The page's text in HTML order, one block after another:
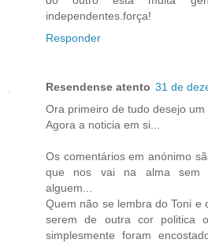
independentes.força!
Responder
Resendense atento 31 de
Ora primeiro de tudo desejo
Agora a noticia em si...
Os comentários em anónimo
que nos vai na alma sem
alguem...
Quem não se lembra do Toni e
serem de outra cor politica
simplesmente foram